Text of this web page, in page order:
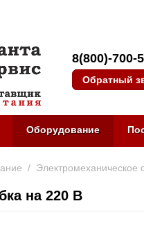
8(800)-700-
Обратный
Оборудование
/ Электромеханическое
на 220 В